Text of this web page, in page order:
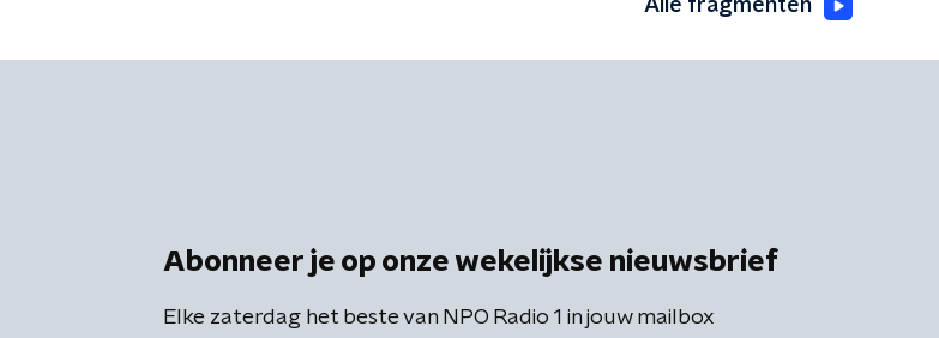
Alle fragmenten
Abonneer je op onze wekelijkse nieuwsbrief
Elke zaterdag het beste van NPO Radio 1 in jouw mailbox